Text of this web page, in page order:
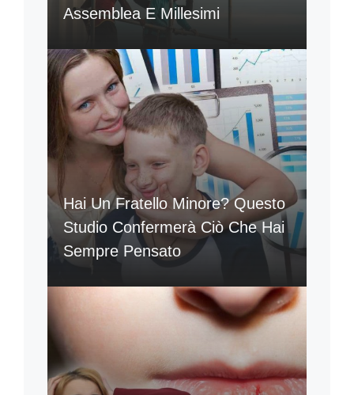
Assemblea E Millesimi
Hai Un Fratello Minore? Questo
Studio Confermerà Ciò Che Hai
Sempre Pensato